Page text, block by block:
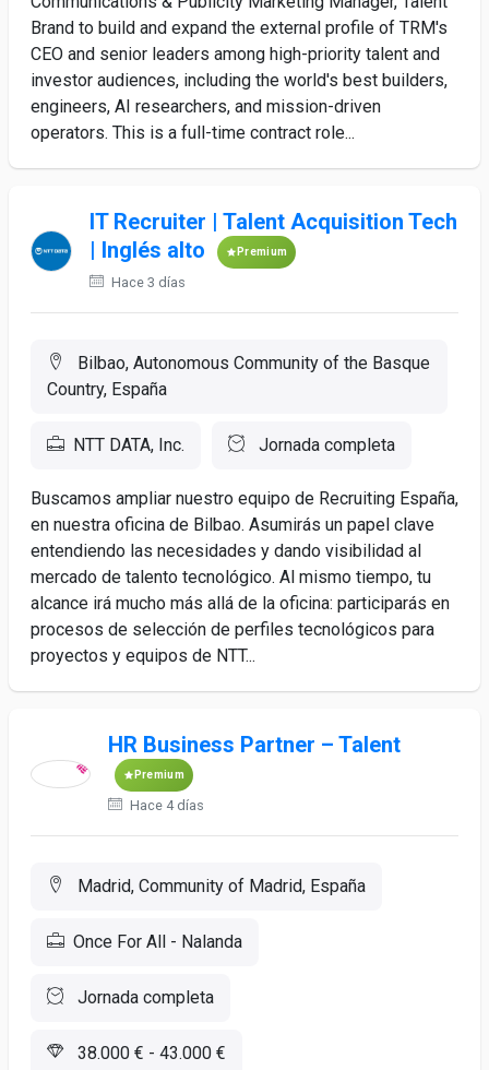
Brand to build and expand the external profile of TRM's
CEO and senior leaders among high-priority talent and
investor audiences, including the world's best builders,
engineers, AI researchers, and mission-driven
operators. This is a full-time contract role...
IT Recruiter | Talent Acquisition Tech
| Inglés alto
Premium
Hace 3 días
Bilbao, Autonomous Community of the Basque
Country, España
NTT DATA, Inc. Jornada completa
Buscamos ampliar nuestro equipo de Recruiting España,
en nuestra oficina de Bilbao. Asumirás un papel clave
entendiendo las necesidades y dando visibilidad al
mercado de talento tecnológico. Al mismo tiempo, tu
alcance irá mucho más allá de la oficina: participarás en
procesos de selección de perfiles tecnológicos para
proyectos y equipos de NTT...
HR Business Partner – Talent
Premium
Hace 4 días
Madrid, Community of Madrid, España
Once For All - Nalanda
Jornada completa
38.000 € - 43.000 €